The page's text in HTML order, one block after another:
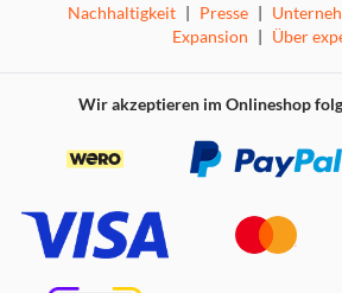
Nachhaltigkeit | Presse |
Expansion | Über
Wir akzeptieren im Onlineshop